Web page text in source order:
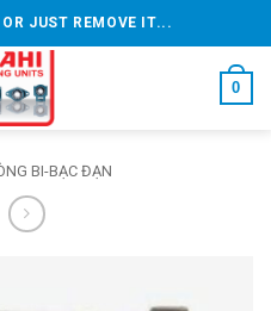
JUST REMOVE IT...
0
BI-BẠC ĐẠN